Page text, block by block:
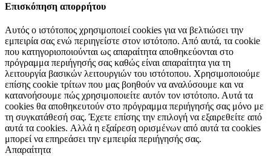
Επισκόπηση απορρήτου
Αυτός ο ιστότοπος χρησιμοποιεί cookies για να βελτιώσει την
εμπειρία σας ενώ περιηγείστε στον ιστότοπο. Από αυτά, τα cookie
που κατηγοριοποιούνται ως απαραίτητα αποθηκεύονται στο
πρόγραμμα περιήγησής σας καθώς είναι απαραίτητα για τη
λειτουργία βασικών λειτουργιών του ιστότοπου. Χρησιμοποιούμε
επίσης cookie τρίτων που μας βοηθούν να αναλύσουμε και να
κατανοήσουμε πώς χρησιμοποιείτε αυτόν τον ιστότοπο. Αυτά τα
cookies θα αποθηκευτούν στο πρόγραμμα περιήγησής σας μόνο με
τη συγκατάθεσή σας. Έχετε επίσης την επιλογή να εξαιρεθείτε από
αυτά τα cookies. Αλλά η εξαίρεση ορισμένων από αυτά τα cookies
μπορεί να επηρεάσει την εμπειρία περιήγησής σας.
Απαραίτητα